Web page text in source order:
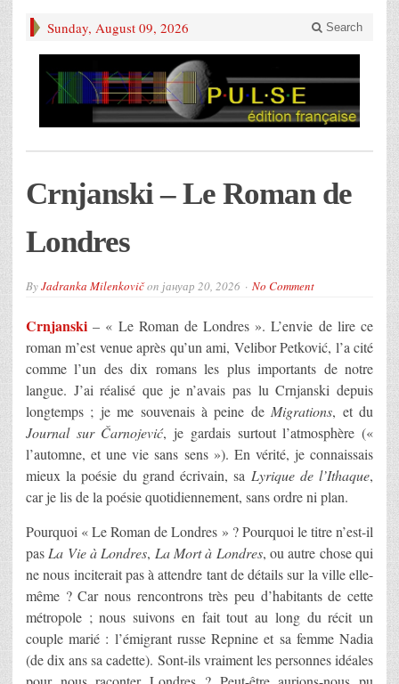
Sunday, August 09, 2026 Search
Crnjanski – Le Roman de
Londres
ByJadranka Milenkovičon јануар 20, 2026 No Comment
Crnjanski – « Le Roman de Londres ». L’envie de lire ce
roman m’est venue après qu’un ami, Velibor Petković, l’a cité
comme l’un des dix romans les plus importants de notre
langue. J’ai réalisé que je n’avais pas lu Crnjanski depuis
longtemps ; je me souvenais à peine de Migrations, et du
Journal sur Čarnojević, je gardais surtout l’atmosphère («
l’automne, et une vie sans sens »). En vérité, je connaissais
mieux la poésie du grand écrivain, sa Lyrique de l’Ithaque,
car je lis de la poésie quotidiennement, sans ordre ni plan.
Pourquoi « Le Roman de Londres » ? Pourquoi le titre n’est-il
pas La Vie à Londres, La Mort à Londres, ou autre chose qui
ne nous inciterait pas à attendre tant de détails sur la ville elle-
même ? Car nous rencontrons très peu d’habitants de cette
métropole ; nous suivons en fait tout au long du récit un
couple marié : l’émigrant russe Repnine et sa femme Nadia
(de dix ans sa cadette). Sont-ils vraiment les personnes idéales